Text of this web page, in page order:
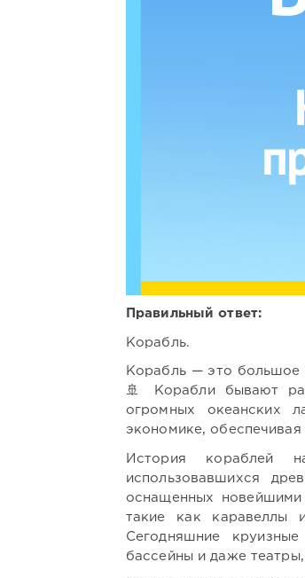
Правильный ответ:
Корабль.
Корабль — это большое
🚢 Корабли бывают
огромных океанских
экономике,
История кораблей
использовавшихся
оснащенных
такие как каравеллы
Сегодняшние
бассейны и даже